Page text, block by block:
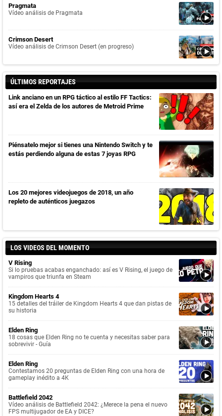
Pragmata
Vídeo análisis de Pragmata
Crimson Desert
Vídeo análisis de Crimson Desert (en progreso)
ÚLTIMOS REPORTAJES
Link anciano en un RPG táctico al estilo FF Tactics:
así era el Zelda de los autores de Metroid Prime
Piénsatelo mejor si tienes una Nintendo Switch y te
estás perdiendo alguna de estas 7 joyas RPG
Los 20 mejores videojuegos de 2018, un año
repleto de auténticos juegazos
LOS VIDEOS DEL MOMENTO
V Rising
Si lo pruebas acabas enganchado: así es V Rising, el juego de
vampiros que triunfa en Steam
Kingdom Hearts 4
15 detalles del tráiler de Kingdom Hearts 4 que dan pistas de
su historia
Elden Ring
18 cosas que Elden Ring no te cuenta y necesitas saber para
sobrevivir - Guía
Elden Ring
Contestamos 20 preguntas de Elden Ring con una hora de
gameplay inédito a 4K
Battlefield 2042
Vídeo análisis de Battlefield 2042: ¿Merece la pena el nuevo
FPS multijugador de EA y DICE?